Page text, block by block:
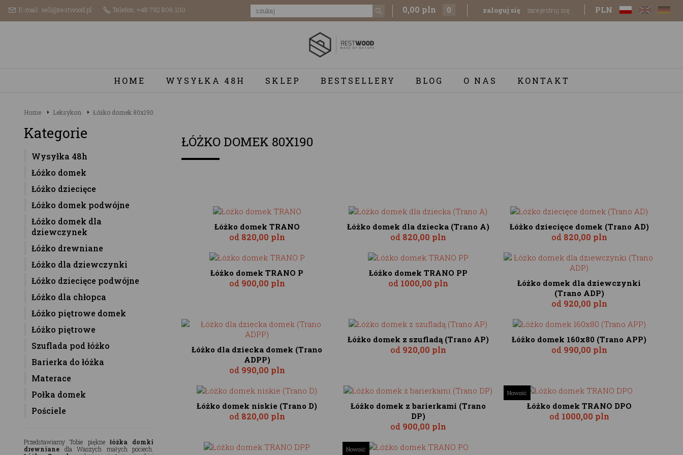
E-mail: sell@restwood.pl Telefon: +48 792 806 100 0,00 pln 0 zaloguj się zarejestruj się PLN
HOME WYSYŁKA 48H SKLEP BESTSELLERY BLOG O NAS KONTAKT
Home Leksykon Łóżko domek 80x190
Kategorie
Wysyłka 48h
Łóżko domek
Łóżko dziecięce
Łóżko domek podwójne
Łóżko domek dla
dziewczynek
Łóżko drewniane
Łóżko dla dziewczynki
Łóżko dziecięce podwójne
Łóżko dla chłopca
Łóżko piętrowe domek
Łóżko piętrowe
Szuflada pod łóżko
Barierka do łóżka
Materace
Połka domek
Pościele
Przedstawiamy Tobie piękne łóżka domki
drewnianedla Waszych małych pociech.
ŁÓŻKO DOMEK 80X190
Łóżko domek TRANO
od 820,00 pln
Łóżko domek dla dziecka (Trano A)
od 820,00 pln
Łóżko dziecięce domek (Trano AD)
od 820,00 pln
Łóżko domek TRANO P
od 900,00 pln
Łóżko domek TRANO PP
od 1000,00 pln
Łóżko domek dla dziewczynki
(Trano ADP)
od 920,00 pln
Łóżko dla dziecka domek (Trano
ADPP)
od 990,00 pln
Łóżko domek z szufladą (Trano AP)
od 920,00 pln
Łóżko domek 160x80 (Trano APP)
od 990,00 pln
Łóżko domek niskie (Trano D)
od 820,00 pln
Łóżko domek z barierkami (Trano
DP)
od 900,00 pln
Nowość
Łóżko domek TRANO DPO
od 1000,00 pln
Nowość